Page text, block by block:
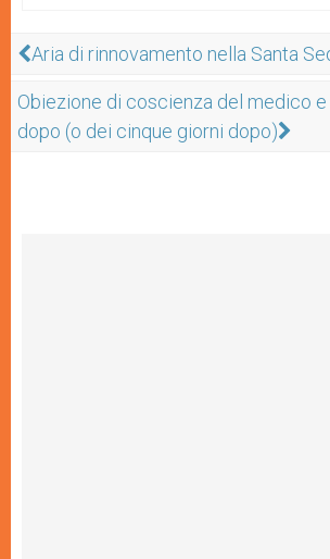
Aria di rinnovamento nella Santa
Obiezione di coscienza del medico
dopo (o dei cinque giorni dopo)